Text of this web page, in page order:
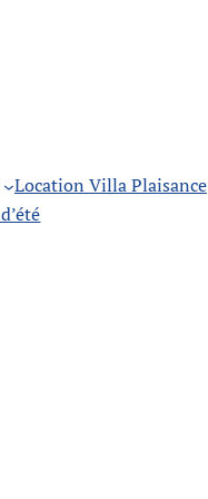
Location Villa Plaisance